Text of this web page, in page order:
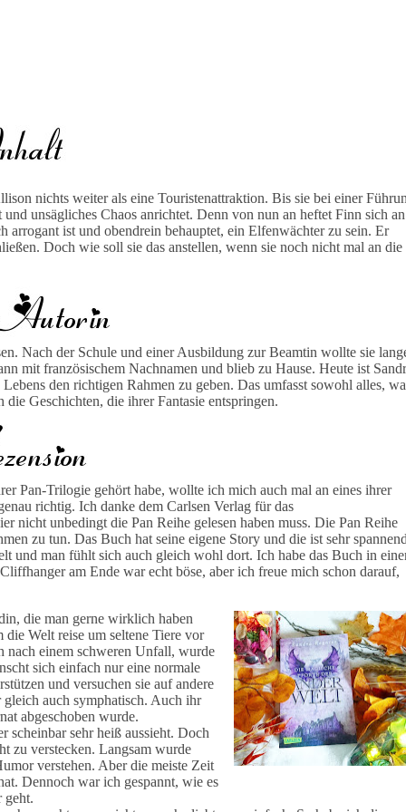
nichts weiter als eine Touristenattraktion. Bis sie bei einer
unsägliches Chaos anrichtet. Denn von nun an heftet Finn sich an
arrogant ist und obendrein behauptet, ein Elfenwächter zu sein. Er
Doch wie soll sie das anstellen, wenn sie noch nicht mal an die
Nach der Schule und einer Ausbildung zur Beamtin wollte sie
mit französischem Nachnamen und blieb zu Hause. Heute ist
den richtigen Rahmen zu geben. Das umfasst sowohl alles,
die Geschichten, die ihrer Fantasie entspringen.
Pan-Trilogie gehört habe, wollte ich mich auch mal an eines ihrer
richtig. Ich danke dem Carlsen Verlag für das
nicht unbedingt die Pan Reihe gelesen haben muss. Die Pan Reihe
zu tun. Das Buch hat seine eigene Story und die ist sehr
und man fühlt sich auch gleich wohl dort. Ich habe das Buch in
am Ende war echt böse, aber ich freue mich schon darauf,
die man gerne wirklich haben
Welt reise um seltene Tiere vor
nach einem schweren Unfall, wurde
sich einfach nur eine normale
und versuchen sie auf andere
auch symphatisch. Auch ihr
abgeschoben wurde.
sehr heiß aussieht. Doch
zu verstecken. Langsam wurde
verstehen. Aber die meiste Zeit
Dennoch war ich gespannt, wie es
geht.